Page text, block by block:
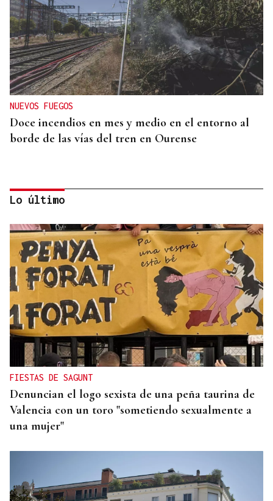
NUEVOS FUEGOS
Doce incendios en mes y medio en el entorno al
borde de las vías del tren en Ourense
SENTENCIA JUDICIAL
Las retiradas de dinero en cajeros de Ourense
resuelven una estafa en Burgos
Lo último
FIESTAS DE SAGUNT
Denuncian el logo sexista de una peña taurina de
Valencia con un toro "sometiendo sexualmente a
una mujer"